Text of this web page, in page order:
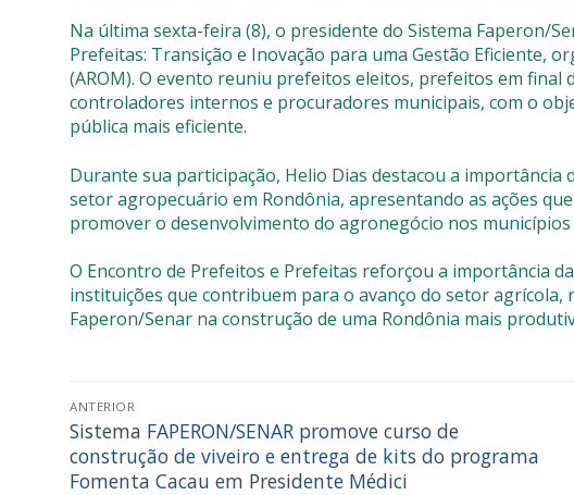
Na última sexta-feira (8), o presidente do Sistema Faperon/
Prefeitas: Transição e Inovação para uma Gestão Eficiente,
(AROM). O evento reuniu prefeitos eleitos, prefeitos em final
controladores internos e procuradores municipais, com o
pública mais eficiente.
Durante sua participação, Helio Dias destacou a
setor agropecuário em Rondônia, apresentando as ações
promover o desenvolvimento do agronegócio nos municípios
O Encontro de Prefeitos e Prefeitas reforçou a importância
instituições que contribuem para o avanço do setor agrícola,
Faperon/Senar na construção de uma Rondônia mais
ANTERIOR
Sistema FAPERON/SENAR promove curso de
construção de viveiro e entrega de kits do programa
Fomenta Cacau em Presidente Médici